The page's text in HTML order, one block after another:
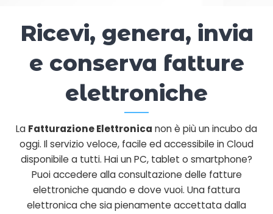
Ricevi, genera, invia
e conserva fatture
elettroniche
La Fatturazione Elettronica non è più un incubo da
oggi. Il servizio veloce, facile ed accessibile in Cloud
disponibile a tutti. Hai un PC, tablet o smartphone?
Puoi accedere alla consultazione delle fatture
elettroniche quando e dove vuoi. Una fattura
elettronica che sia pienamente accettata dalla